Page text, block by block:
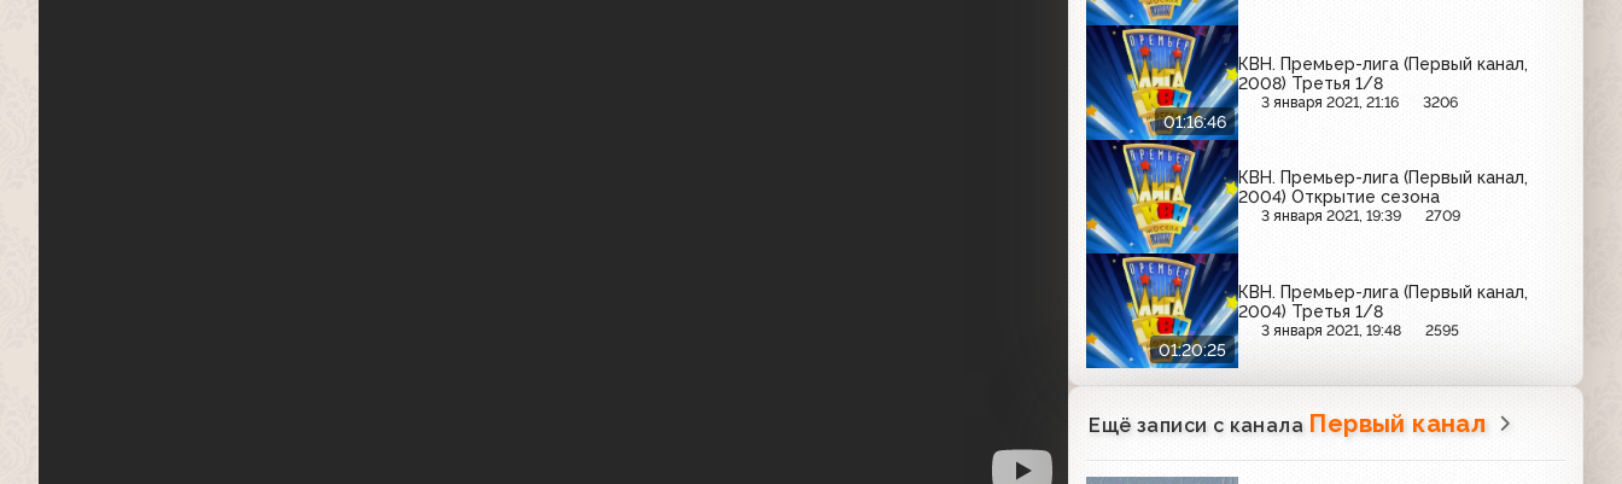
01:16:46
КВН. Премьер-лига (Первый канал,
2008) Третья 1/8
3 января 2021, 21:16 3206
КВН. Премьер-лига (Первый канал,
2004) Открытие сезона
3 января 2021, 19:39 2709
01:20:25
КВН. Премьер-лига (Первый канал,
2004) Третья 1/8
3 января 2021, 19:48 2595
Ещё записи с канала Первый канал